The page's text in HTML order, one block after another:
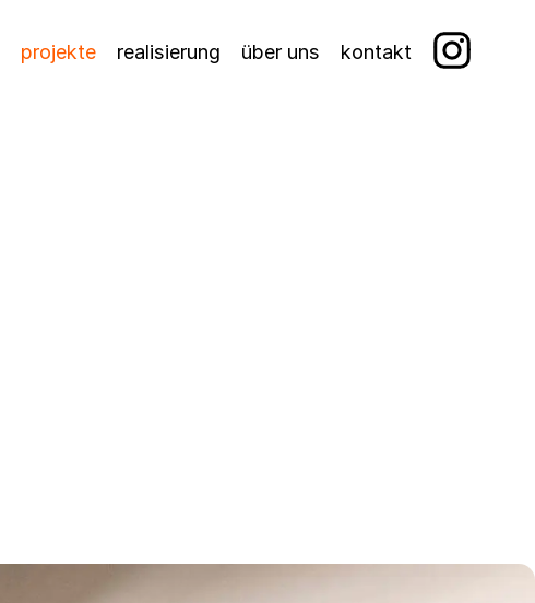
projekte realisierung über uns kontakt